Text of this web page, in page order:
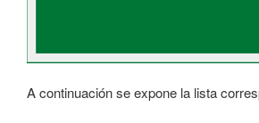
A continuación se expone la lista